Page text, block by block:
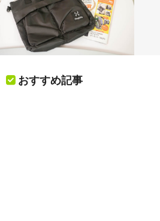
おすすめ記事